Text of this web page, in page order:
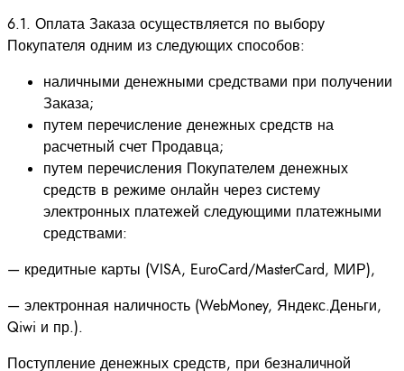
6.1. Оплата Заказа осуществляется по выбору
Покупателя одним из следующих способов:
наличными денежными средствами при получении
Заказа;
путем перечисление денежных средств на
расчетный счет Продавца;
путем перечисления Покупателем денежных
средств в режиме онлайн через систему
электронных платежей следующими платежными
средствами:
— кредитные карты (VISA, EuroCard/MasterCard, МИР),
— электронная наличность (WebMoney, Яндекс.Деньги,
Qiwi и пр.).
Поступление денежных средств, при безналичной